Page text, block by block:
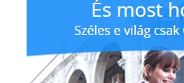
A Használtautó.hu aktuális
megkeresések számát
japán motorok dominanciája: a
márkákat tartalmazó toplista
Yamaha és a Suzuki áll.